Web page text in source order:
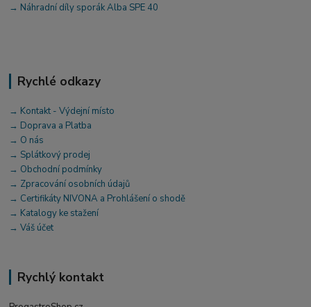
→ Náhradní díly sporák Alba SPE 40
Rychlé odkazy
→ Kontakt - Výdejní místo
→ Doprava a Platba
→ O nás
→ Splátkový prodej
→ Obchodní podmínky
→ Zpracování osobních údajů
→ Certifikáty NIVONA a Prohlášení o shodě
→ Katalogy ke stažení
→ Váš účet
Rychlý kontakt